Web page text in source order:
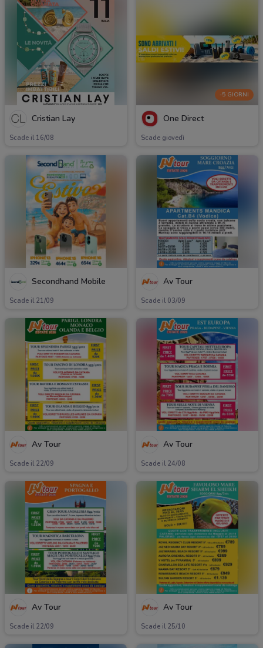
Cristian Lay
Scade il 16/08
-5 GIORNI
One Direct
Scade giovedì
Secondhand Mobile
Scade il 21/09
Av Tour
Scade il 03/09
Av Tour
Scade il 22/09
Av Tour
Scade il 24/08
Av Tour
Scade il 22/09
Av Tour
Scade il 25/10